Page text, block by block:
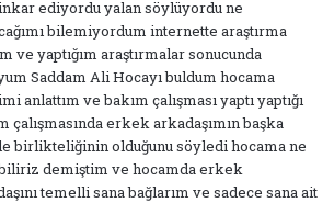
:
ediyordu yalan söylüyordu ne
bilemiyordum internette araştırma
ve yaptığım araştırmalar sonucunda
Saddam Ali Hocayı buldum hocama
anlattım ve bakım çalışması yaptı yaptığı
çalışmasında erkek arkadaşımın başka
birlikteliğinin olduğunu söyledi hocama ne
demiştim ve hocamda erkek
temelli sana bağlarım ve sadece sana ait